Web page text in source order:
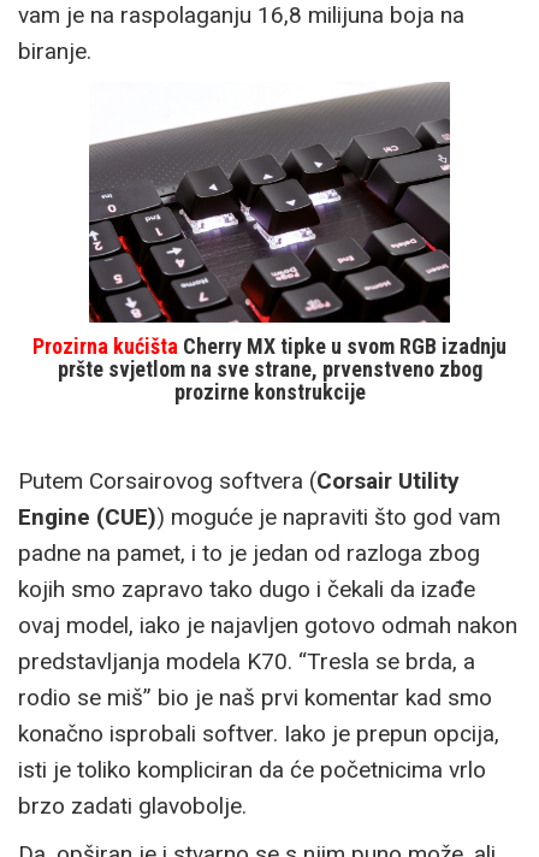
vam je na raspolaganju 16,8 milijuna boja na
biranje.
Prozirna kućišta Cherry MX tipke u svom RGB izadnju
pršte svjetlom na sve strane, prvenstveno zbog
prozirne konstrukcije
Putem Corsairovog softvera (Corsair Utility
Engine (CUE)) moguće je napraviti što god vam
padne na pamet, i to je jedan od razloga zbog
kojih smo zapravo tako dugo i čekali da izađe
ovaj model, iako je najavljen gotovo odmah nakon
predstavljanja modela K70. “Tresla se brda, a
rodio se miš” bio je naš prvi komentar kad smo
konačno isprobali softver. Iako je prepun opcija,
isti je toliko kompliciran da će početnicima vrlo
brzo zadati glavobolje.